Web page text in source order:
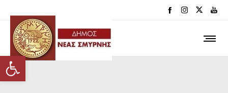
Ανοίξτε τη γραμμή εργαλείων